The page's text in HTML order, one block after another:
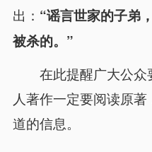
出： “谣言世家的子弟
被杀的。”
在此提醒广大公众
人著作一定要阅读原
道的信息。